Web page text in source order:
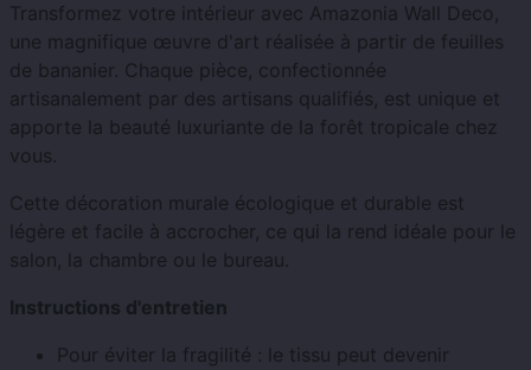
Transformez votre intérieur avec Amazonia Wall Deco,
une magnifique œuvre d'art réalisée à partir de feuilles
de bananier. Chaque pièce, confectionnée
artisanalement par des artisans qualifiés, est unique et
apporte la beauté luxuriante de la forêt tropicale chez
vous.
Cette décoration murale écologique et durable est
légère et facile à accrocher, ce qui la rend idéale pour le
salon, la chambre ou le bureau.
Instructions d'entretien
Pour éviter la fragilité : le tissu peut devenir